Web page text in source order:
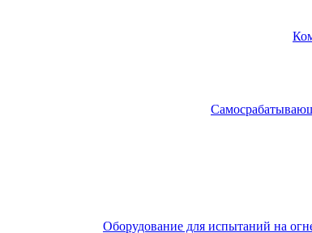
Оборудование для испытаний на